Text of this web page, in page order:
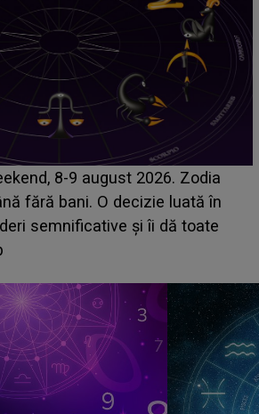
DETALIU ASCUNS până
concurentul din Casa Iubirii
NEAȘTEPTATĂ despre mama
față, eu nu te iubesc pentru